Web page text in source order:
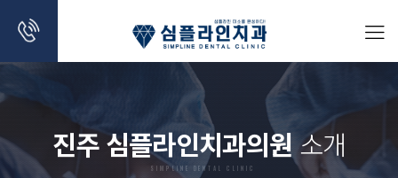
진주 심플라인치과의원소개
SIMPLINE DENTAL CLINIC